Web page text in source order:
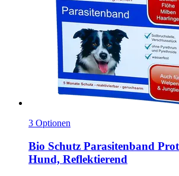
3 Optionen
Bio Schutz Parasitenband
Hund, Reflektierend